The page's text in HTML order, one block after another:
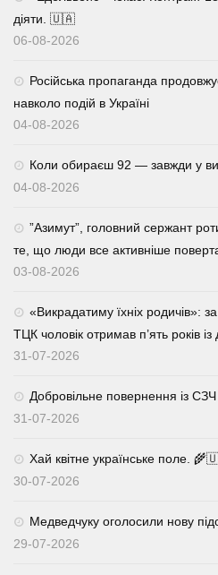
діяти. 🇺🇦
06-08-2026
Російська пропаганда
навколо подій в Україні
04-08-2026
Коли обираєш 92 — завжди у
04-08-2026
⁨”Азимут”, головний сержант
те, що люди все активніше
03-08-2026
«Викрадатиму їхніх родичів»:
ТЦК чоловік отримав п’ять років
31-07-2026
Добровільне повернення із
31-07-2026
Хай квітне українське поле.
30-07-2026
Медведчуку оголосили нову
29-07-2026